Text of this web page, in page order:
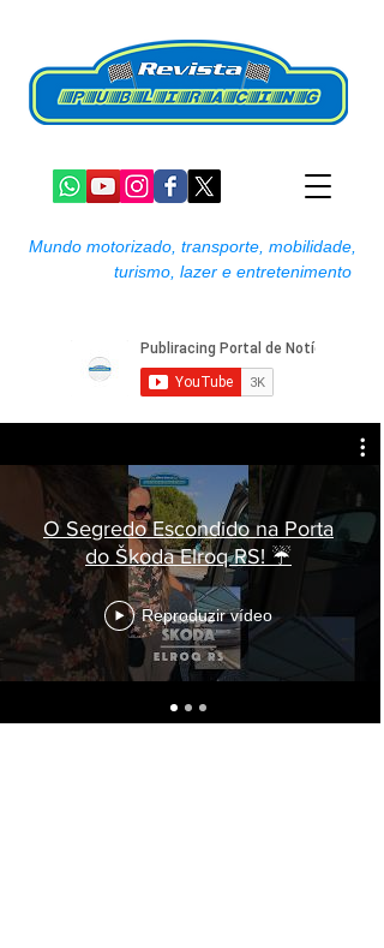
Mundo motorizado, transporte, mobilidade,
turismo, lazer e entretenimento
O Segredo Escondido na Porta
do Škoda Elroq RS! ☔
Reproduzir vídeo